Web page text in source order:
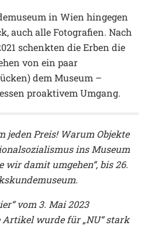
in Wien hingegen
auch alle Fotografien. Nach
schenkten die Erben die
von ein paar
dem Museum –
proaktivem Umgang.
jeden Preis! Warum Objekte
ins Museum
wir damit umgehen“, bis 26.
vom 3. Mai 2023
wurde für „NU“ stark